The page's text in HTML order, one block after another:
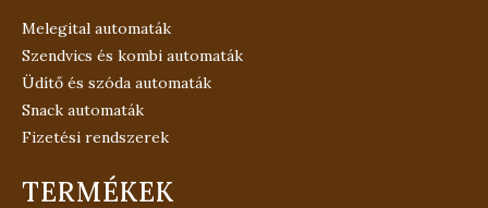
Melegital automaták
Szendvics és kombi automaták
Üdítő és szóda automaták
Snack automaták
Fizetési rendszerek
TERMÉKEK